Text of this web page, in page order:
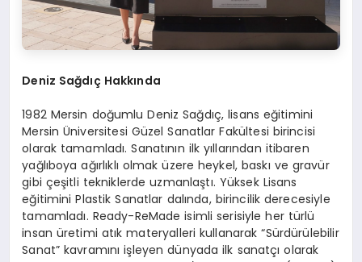
Deniz Sağdıç Hakkında
1982 Mersin doğumlu Deniz Sağdıç, lisans eğitimini
Mersin Üniversitesi Güzel Sanatlar Fakültesi birincisi
olarak tamamladı. Sanatının ilk yıllarından itibaren
yağlıboya ağırlıklı olmak üzere heykel, baskı ve gravür
gibi çeşitli tekniklerde uzmanlaştı. Yüksek Lisans
eğitimini Plastik Sanatlar dalında, birincilik derecesiyle
tamamladı. Ready-ReMade isimli serisiyle her türlü
insan üretimi atık materyalleri kullanarak “Sürdürülebilir
Sanat” kavramını işleyen dünyada ilk sanatçı olarak